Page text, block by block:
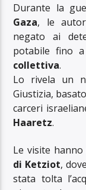
Durante la
Gaza, le
negato ai
potabile fino
collettiva.
Lo rivela un
Giustizia,
carceri
Haaretz.
Le visite
di Ketziot,
stata tolta